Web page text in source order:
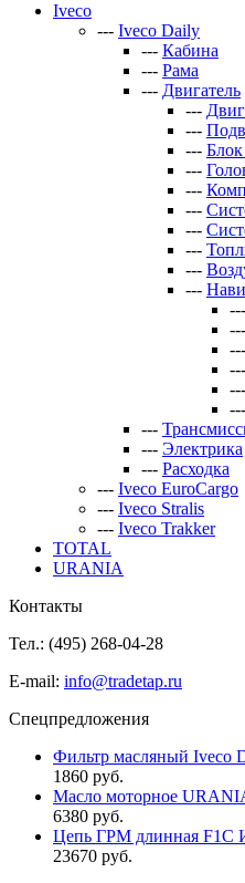
Iveco
--- Iveco Daily
--- Кабина
--- Рама
--- Двигатель
---
---
---
---
---
---
---
---
---
---
---
---
---
---
---
---
---
--- Электрика
--- Расходка
--- Iveco EuroCargo
--- Iveco Stralis
--- Iveco Trakker
TOTAL
URANIA
Контакты
Тел.: (495) 268-04-28
E-mail: info@tradetap.ru
Спецпредложения
Фильтр масляный Iveco
1860 руб.
Масло моторное
6380 руб.
Цепь ГРМ длинная F1C
23670 руб.